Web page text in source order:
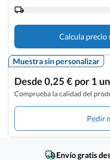
Calcula precio
Muestra sin personalizar
Desde 0,25 € por 1
Comprueba la calidad del
Pedir
Envío gratis